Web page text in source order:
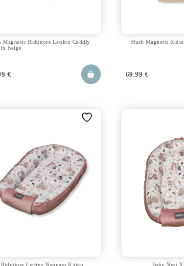
Magnetic Riduttore Lettino Cuddly
Beige
€
Hush Magnetic
69.99 €
Riduttore Lettino Neonato Kitten Baby Nest